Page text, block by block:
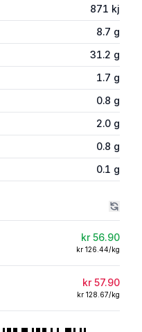
871 kj
8.7 g
31.2 g
1.7 g
0.8 g
2.0 g
0.8 g
0.1 g
kr 56.90
kr 126.44/kg
kr 57.90
kr 128.67/kg